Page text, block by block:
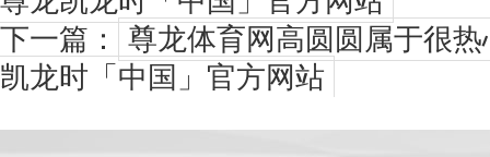
下一篇：
尊龙体育网高圆圆属于很
凯龙时「中国」官方网站